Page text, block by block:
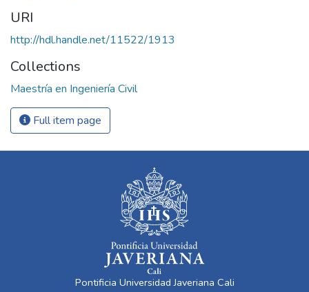
URI
http://hdl.handle.net/11522/1913
Collections
Maestría en Ingeniería Civil
Full item page
Pontificia Universidad Javeriana Cali